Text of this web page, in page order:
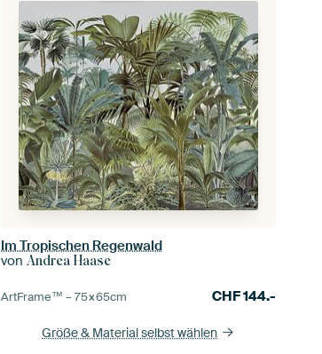
Im Tropischen Regenwald
vonAndrea Haase
ArtFrame™ –75×65cm CHF144.-
Größe & Material selbst wählen